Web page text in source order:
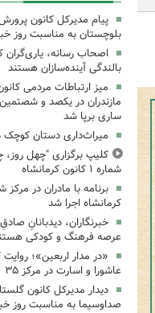
پیام مدیرکل کانون
بلوچستان به مناسبت روز
اصحاب رسانه،
بالندگی آینده‌سازان هستند
میز ارتباطات مردمی
مازندران در یکصد و
ساری برپا شد
میراث‌داری دستان
کلیپ برگزاری "چهل روز،
شماره ۱ کانون کرمانشاه
کرمانشاه اجرا شد
خبرنگاران، دیدبانانِ
عرصه فرهنگ و کودکی
«در مدار اربعین»؛ روایت
عاشورا و اسارت در مرکز ۳۵
دیدار مدیرکل کانون
صداوسیما به مناسبت روز